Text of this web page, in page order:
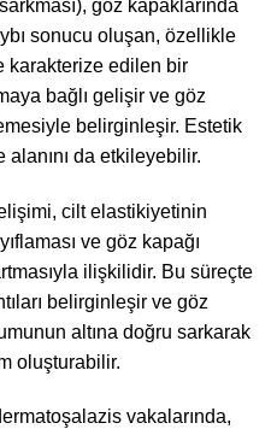
göz kapaklarında
sonucu oluşan, özellikle
karakterize edilen bir
bağlı gelişir ve göz
belirginleşir. Estetik
da etkileyebilir.
cilt elastikiyetinin
ve göz kapağı
ilişkilidir. Bu süreçte
belirginleşir ve göz
altına doğru sarkarak
oluşturabilir.
vakalarında,